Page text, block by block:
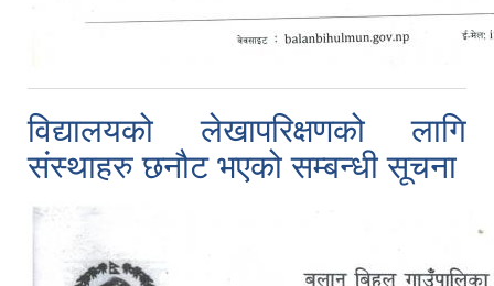
विद्यालयको लेखापरिक्षणको लागि
संस्थाहरु छनौट भएको सम्बन्धी सूचना